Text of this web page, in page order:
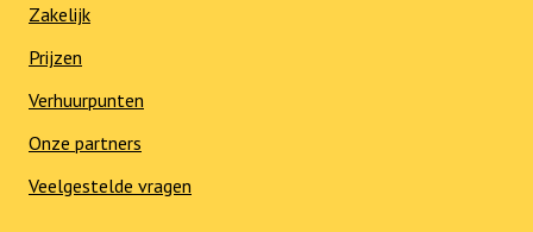
Zakelijk
Prijzen
Verhuurpunten
Onze partners
Veelgestelde vragen